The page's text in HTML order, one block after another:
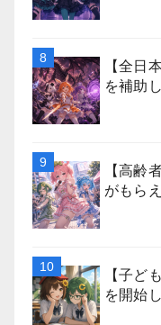
【全日
を補助
【高齢
がもら
【子ど
を開始